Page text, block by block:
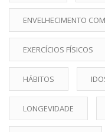
ENVELHECIMENTO
EXERCÍCIOS FÍSICOS
HÁBITOS
LONGEVIDADE